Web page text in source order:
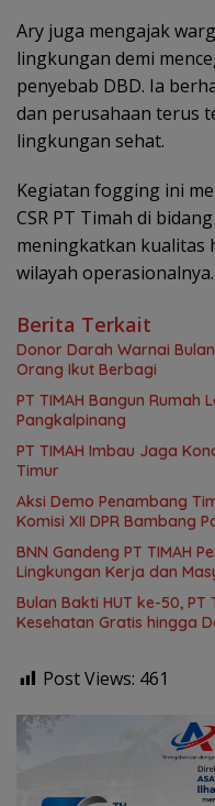
Ary juga mengajak
lingkungan demi
penyebab DBD. Ia
dan perusahaan terus
lingkungan sehat.
Kegiatan fogging ini
CSR PT Timah di
meningkatkan kualitas
wilayah operasionalnya.
Berita Terkait
Donor Darah Warnai
Orang Ikut Berbagi
PT TIMAH Bangun Rumah
Pangkalpinang
PT TIMAH Imbau Jaga
Timur
Aksi Demo Penambang
Komisi XII DPR Bambang
BNN Gandeng PT TIMAH
Lingkungan Kerja dan
Bulan Bakti HUT ke-50, PT
Kesehatan Gratis hingga
Post Views: 461